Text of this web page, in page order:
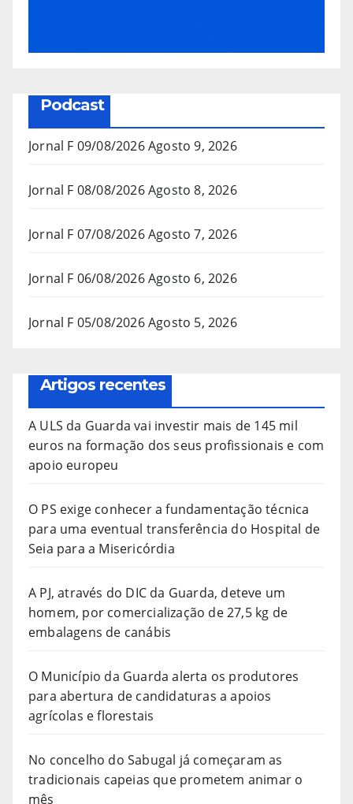
Podcast
Jornal F 09/08/2026Agosto 9, 2026
Jornal F 08/08/2026Agosto 8, 2026
Jornal F 07/08/2026Agosto 7, 2026
Jornal F 06/08/2026Agosto 6, 2026
Jornal F 05/08/2026Agosto 5, 2026
Artigos recentes
A ULS da Guarda vai investir mais de 145 mil
euros na formação dos seus profissionais e com
apoio europeu
O PS exige conhecer a fundamentação técnica
para uma eventual transferência do Hospital de
Seia para a Misericórdia
A PJ, através do DIC da Guarda, deteve um
homem, por comercialização de 27,5 kg de
embalagens de canábis
O Município da Guarda alerta os produtores
para abertura de candidaturas a apoios
agrícolas e florestais
No concelho do Sabugal já começaram as
tradicionais capeias que prometem animar o
mês